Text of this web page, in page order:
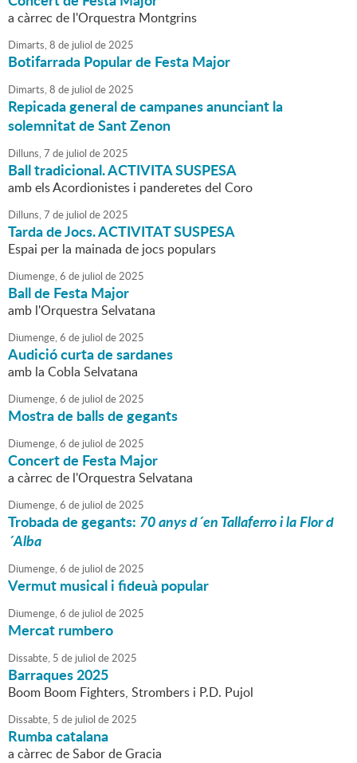
a càrrec de l'Orquestra Montgrins
Dimarts,8 de juliol de2025
Botifarrada Popular de Festa Major
Dimarts,8 de juliol de2025
Repicada general de campanes anunciant la
solemnitat de Sant Zenon
Dilluns,7 de juliol de2025
Ball tradicional. ACTIVITA SUSPESA
amb els Acordionistes i panderetes del Coro
Dilluns,7 de juliol de2025
Tarda de Jocs. ACTIVITAT SUSPESA
Espai per la mainada de jocs populars
Diumenge,6 de juliol de2025
Ball de Festa Major
amb l'Orquestra Selvatana
Diumenge,6 de juliol de2025
Audició curta de sardanes
amb la Cobla Selvatana
Diumenge,6 de juliol de2025
Mostra de balls de gegants
Diumenge,6 de juliol de2025
Concert de Festa Major
a càrrec de l'Orquestra Selvatana
Diumenge,6 de juliol de2025
Trobada de gegants: 70 anys d´en Tallaferro i la Flor d
´Alba
Diumenge,6 de juliol de2025
Vermut musical i fideuà popular
Diumenge,6 de juliol de2025
Mercat rumbero
Dissabte, 5 de juliol de2025
Barraques 2025
Boom Boom Fighters, Strombers i P.D. Pujol
Dissabte, 5 de juliol de2025
Rumba catalana
a càrrec de Sabor de Gracia